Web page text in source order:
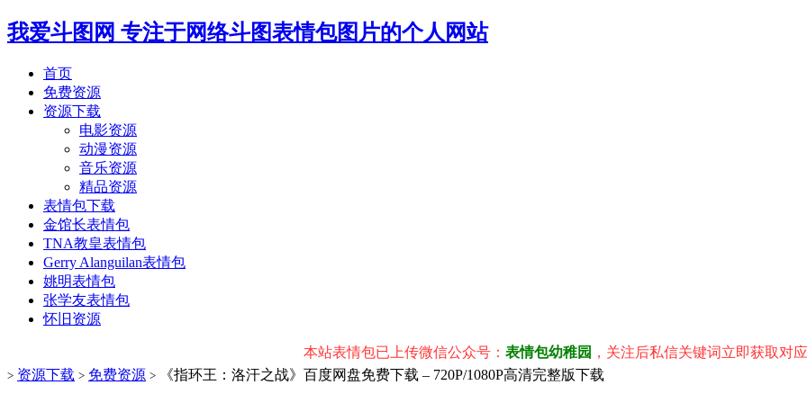
我爱斗图网 专注于网络斗图表情包图片的个人网站
首页
免费资源
资源下载
电影资源
动漫资源
音乐资源
精品资源
表情包下载
金馆长表情包
TNA教皇表情包
Gerry Alanguilan表情包
姚明表情包
张学友表情包
怀旧资源
本站表情包已上传微信公众号：表情包幼稚园，关注后私信关键词立即获取对应表
> 资源下载 > 免费资源 > 《指环王：洛汗之战》百度网盘免费下载 – 720P/1080P高清完整版下载